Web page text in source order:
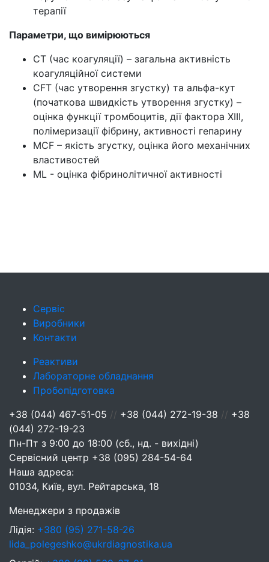
терапії
Параметри, що вимірюються
CT (час коагуляції) – загальна активність
коагуляційної системи
CFT (час утворення згустку) та альфа-кут
(початкова швидкість утворення згустку) –
оцінка функції тромбоцитів, дії фактора XIII,
полімеризації фібрину, активності гепарину
MCF – якість згустку, оцінка його механічних
властивостей
ML - оцінка фібринолітичної активності
Сервіс
Виробники
Контакти
Реактиви
Лабораторне обладнання
Пробопідготовка
+38 (044) 467-51-05 // +38 (044) 272-19-38 // +38
(044) 272-19-23
Пн-Пт з 9:00 до 18:00 (сб., нд. - вихідні)
Сервісний центр +38 (095) 284-54-64
Наша адреса:
01034, Київ, вул. Рейтарська, 18
Менеджери з продажів
Лідія: +380 (95) 271-58-26
lida_polegeshko@ukrdiagnostika.ua